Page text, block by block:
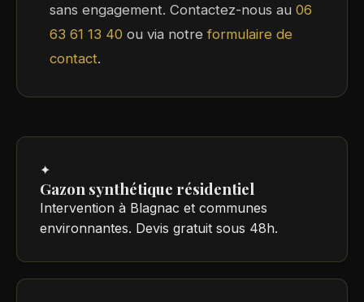
sans engagement. Contactez-nous au 06
63 61 13 40 ou via notreformulaire de
contact.
✦
Gazon synthétique résidentiel
Intervention à Blagnac et communes
environnantes. Devis gratuit sous 48h.